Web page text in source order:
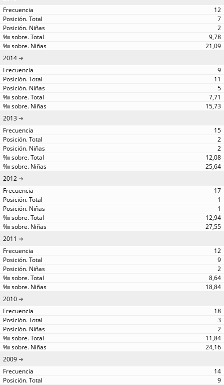
12
7
2
9,78
21,09
2014
9
11
5
7,71
15,73
2013
15
2
2
12,08
25,64
2012
17
1
1
12,94
27,55
2011
12
9
2
8,64
18,84
2010
18
3
2
11,84
24,16
2009
14
9